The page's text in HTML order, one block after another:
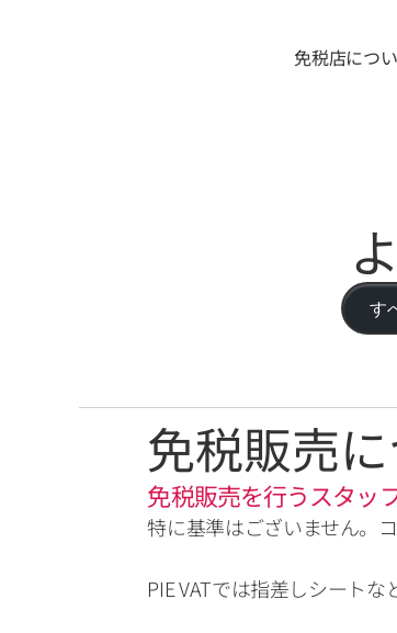
免税店につ
す
免税販売
免税販売を行うスタッ
特に基準はございません。
PIE VATでは指差しシート